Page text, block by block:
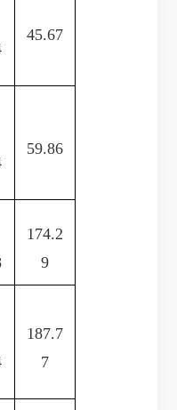
45.67
59.86
174.2
9
187.7
7